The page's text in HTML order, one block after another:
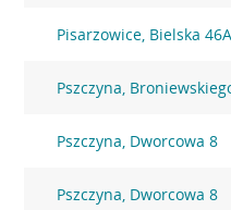
Pisarzowice, Bielska 46A
Pszczyna,
Pszczyna, Dworcowa 8
Pszczyna, Dworcowa 8